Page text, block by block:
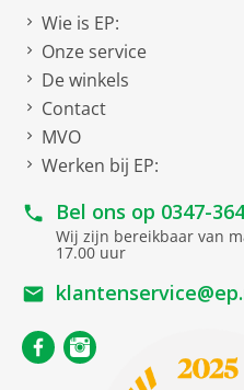
Wie is EP:
Onze service
De winkels
Contact
MVO
Werken bij EP:
Bel ons op 0347-
Wij zijn bereikbaar van
17.00 uur